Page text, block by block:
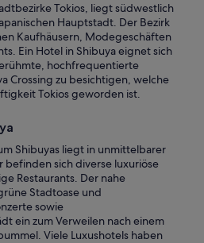
Tokios, liegt südwestlich
Hauptstadt. Der Bezirk
Kaufhäusern, Modegeschäften
Ein Hotel in Shibuya eignet sich
hochfrequentierte
Crossing zu besichtigen, welche
Tokios geworden ist.
Shibuyas liegt in unmittelbarer
befinden sich diverse luxuriöse
Restaurants. Der nahe
Stadtoase und
sowie
ein zum Verweilen nach einem
Viele Luxushotels haben